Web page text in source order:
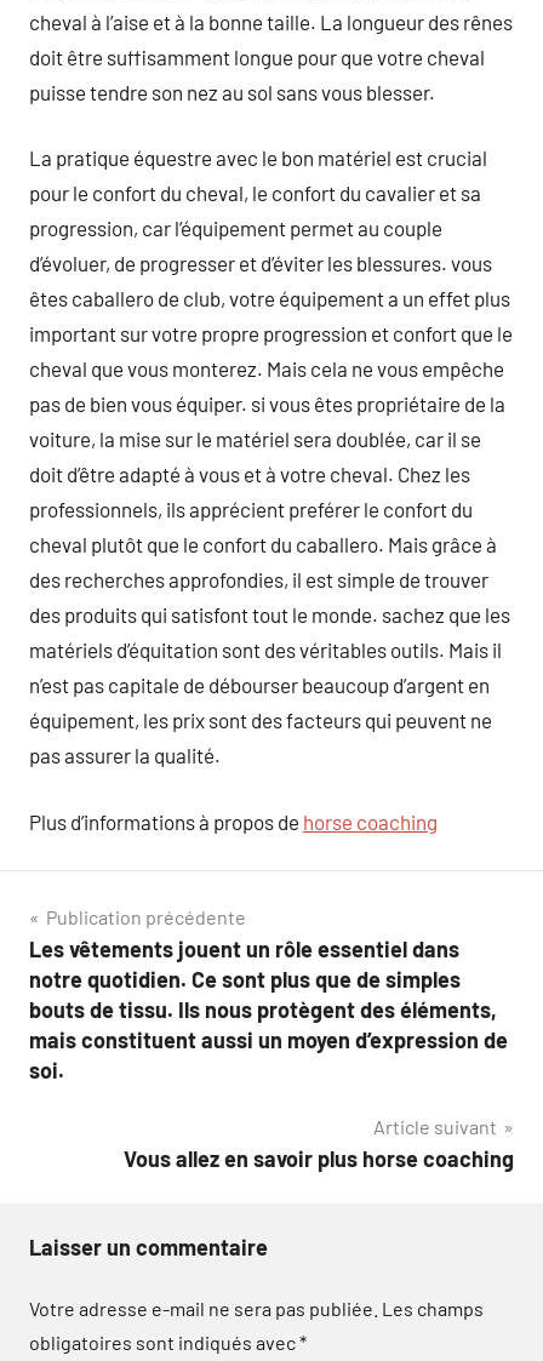
cheval à l’aise et à la bonne taille. La longueur des rênes
doit être suffisamment longue pour que votre cheval
puisse tendre son nez au sol sans vous blesser.
La pratique équestre avec le bon matériel est crucial
pour le confort du cheval, le confort du cavalier et sa
progression, car l’équipement permet au couple
d’évoluer, de progresser et d’éviter les blessures. vous
êtes caballero de club, votre équipement a un effet plus
important sur votre propre progression et confort que le
cheval que vous monterez. Mais cela ne vous empêche
pas de bien vous équiper. si vous êtes propriétaire de la
voiture, la mise sur le matériel sera doublée, car il se
doit d’être adapté à vous et à votre cheval. Chez les
professionnels, ils apprécient preférer le confort du
cheval plutôt que le confort du caballero. Mais grâce à
des recherches approfondies, il est simple de trouver
des produits qui satisfont tout le monde. sachez que les
matériels d’équitation sont des véritables outils. Mais il
n’est pas capitale de débourser beaucoup d’argent en
équipement, les prix sont des facteurs qui peuvent ne
pas assurer la qualité.
Plus d’informations à propos de horse coaching
Navigation
de
l’article
Publication précédente
Les vêtements jouent un rôle essentiel dans
notre quotidien. Ce sont plus que de simples
bouts de tissu. Ils nous protègent des éléments,
mais constituent aussi un moyen d’expression de
soi.
Article suivant
Vous allez en savoir plus horse coaching
Laisser un commentaire
Votre adresse e-mail ne sera pas publiée. Les champs
obligatoires sont indiqués avec*